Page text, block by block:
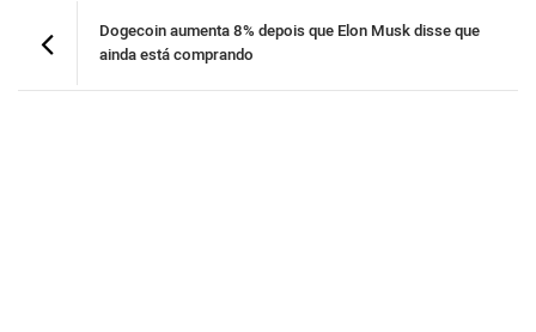
Dogecoin aumenta 8% depois que Elon Musk disse que
ainda está comprando